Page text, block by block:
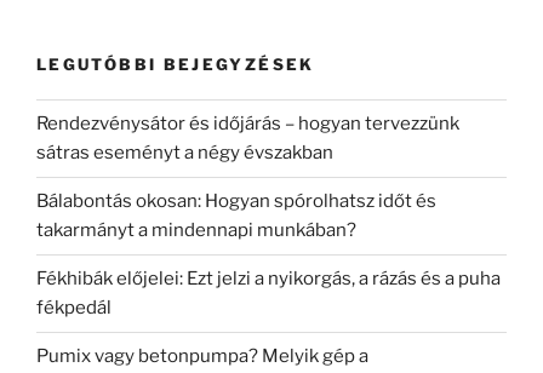
LEGUTÓBBI BEJEGYZÉSEK
Rendezvénysátor és időjárás – hogyan tervezzünk
sátras eseményt a négy évszakban
Bálabontás okosan: Hogyan spórolhatsz időt és
takarmányt a mindennapi munkában?
Fékhibák előjelei: Ezt jelzi a nyikorgás, a rázás és a puha
fékpedál
Pumix vagy betonpumpa? Melyik gép a